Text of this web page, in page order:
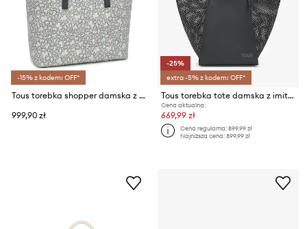
-15% z kodem: OFF*
Tous torebka shopper damska z imitacji skóry
999,90 zł
-25%
extra -5% z kodem: OFF*
Tous torebka tote damska z imitacji skóry
Cena aktualna:
669,99 zł
Cena regularna:899,99 zł
Najniższa cena:899,99 zł